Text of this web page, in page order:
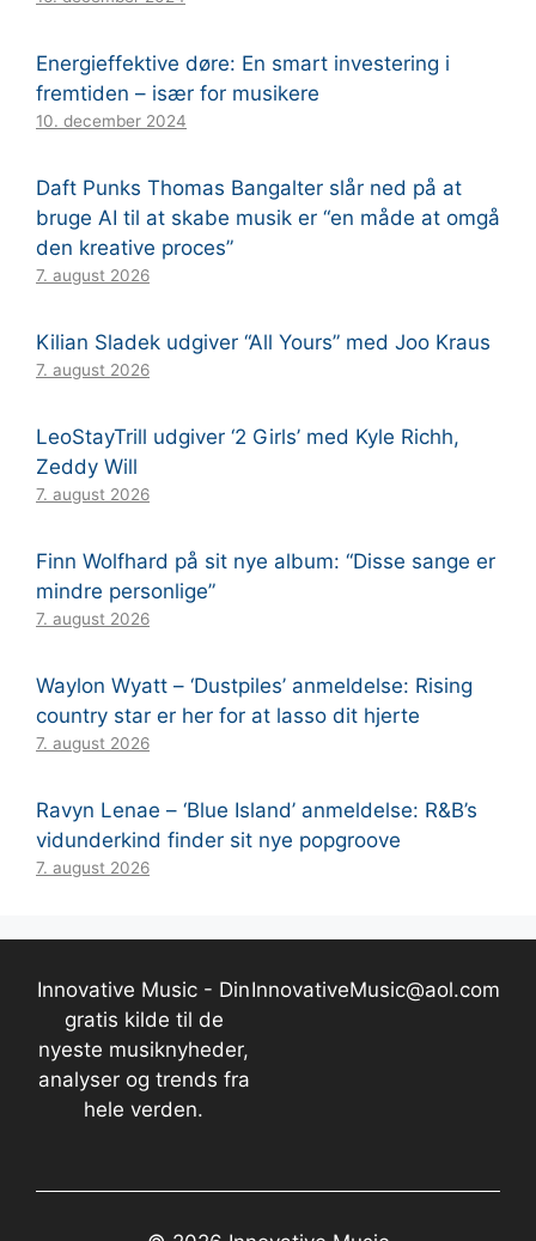
Energieffektive døre: En smart investering i
fremtiden – især for musikere
10. december 2024
Daft Punks Thomas Bangalter slår ned på at
bruge AI til at skabe musik er “en måde at omgå
den kreative proces”
7. august 2026
Kilian Sladek udgiver “All Yours” med Joo Kraus
7. august 2026
LeoStayTrill udgiver ‘2 Girls’ med Kyle Richh,
Zeddy Will
7. august 2026
Finn Wolfhard på sit nye album: “Disse sange er
mindre personlige”
7. august 2026
Waylon Wyatt – ‘Dustpiles’ anmeldelse: Rising
country star er her for at lasso dit hjerte
7. august 2026
Ravyn Lenae – ‘Blue Island’ anmeldelse: R&B’s
vidunderkind finder sit nye popgroove
7. august 2026
Innovative Music - Din
gratis kilde til de
nyeste musiknyheder,
analyser og trends fra
hele verden.
InnovativeMusic@aol.com